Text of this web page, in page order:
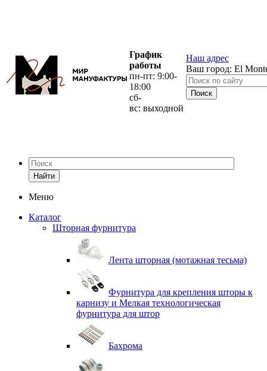
График
работы
пн-пт: 9:00-
18:00
сб-
вс: выходной
Наш адрес
Ваш город: El
Найти
Меню
Каталог
Шторная фурнитура
Лента шторная (мотажная тесьма)
Фурнитура для крепления шторы к
карнизу и Мелкая технологическая
фурнитура для штор
Бахрома